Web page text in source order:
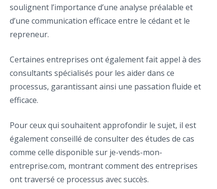
soulignent l’importance d’une analyse préalable et
d’une communication efficace entre le cédant et le
repreneur.
Certaines entreprises ont également fait appel à des
consultants spécialisés pour les aider dans ce
processus, garantissant ainsi une passation fluide et
efficace.
Pour ceux qui souhaitent approfondir le sujet, il est
également conseillé de consulter des études de cas
comme celle disponible sur je-vends-mon-
entreprise.com, montrant comment des entreprises
ont traversé ce processus avec succès.